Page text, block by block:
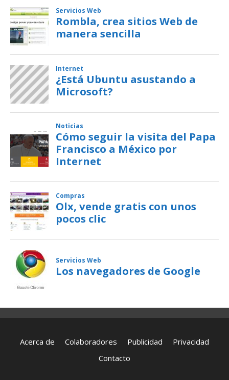
Acerca de Colaboradores Publicidad
Privacidad
Contacto